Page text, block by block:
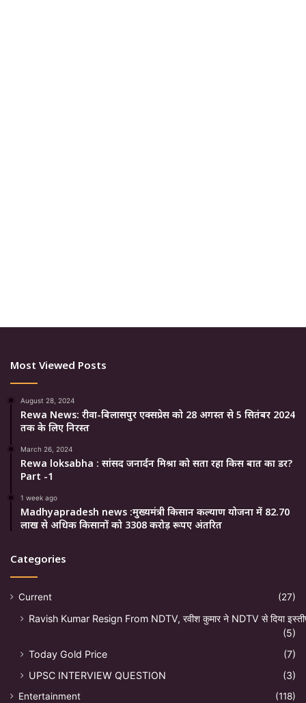
Most Viewed Posts
August 28, 2024
Rewa News: रीवा-बिलासपुर एक्सप्रेस को 28 अगस्त से 5 सितंबर 2024
तक के लिए निरस्त
March 26, 2024
Rewa loksabha : सांसद जनार्दन मिश्रा को सता रहा किस बात का डर?
Part -1
1 week ago
Madhyapradesh news :मुख्यमंत्री किसान कल्याण योजना में 82.70
लाख से अधिक किसानों को 3308 करोड़ रूपए अंतरित
Categories
Current (27)
Ravish Kumar Resign From NDTV, रवीश कुमार ने NDTV से दिया
(5)
Today Gold Price
(7)
UPSC INTERVIEW QUESTION
(3)
Entertainment (118)